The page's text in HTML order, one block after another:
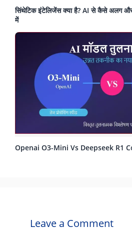
सिंथेटिक इंटेलिजेंस क्या है? AI से कैसे अलग और
में
Openai O3-Mini Vs Deepseek R1
Leave a Comment